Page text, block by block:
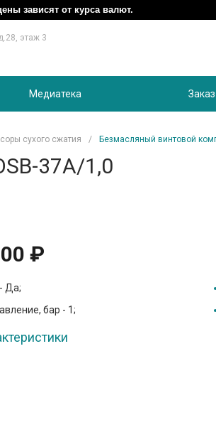
зависят от курса валют.
этаж 3
Медиатека
сухого сжатия / Безмасляный винтовой
37A/1,0
₽
Да;
бар - 1;